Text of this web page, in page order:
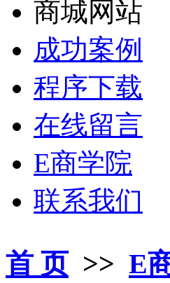
商城网站
成功案例
程序下载
在线留言
E商学院
联系我们
首 页>> E